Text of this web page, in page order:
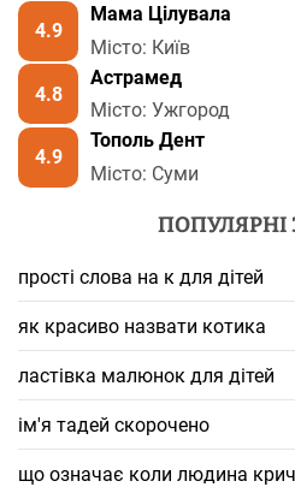
4.9
Мама Цілувала
Місто: Київ
4.8
Астрамед
Місто: Ужгород
4.9
Тополь Дент
Місто: Суми
ПОПУЛЯРНІ
прості слова на к для дітей
як красиво назвати котика
ластівка малюнок для дітей
ім'я тадей скорочено
що означає коли людина